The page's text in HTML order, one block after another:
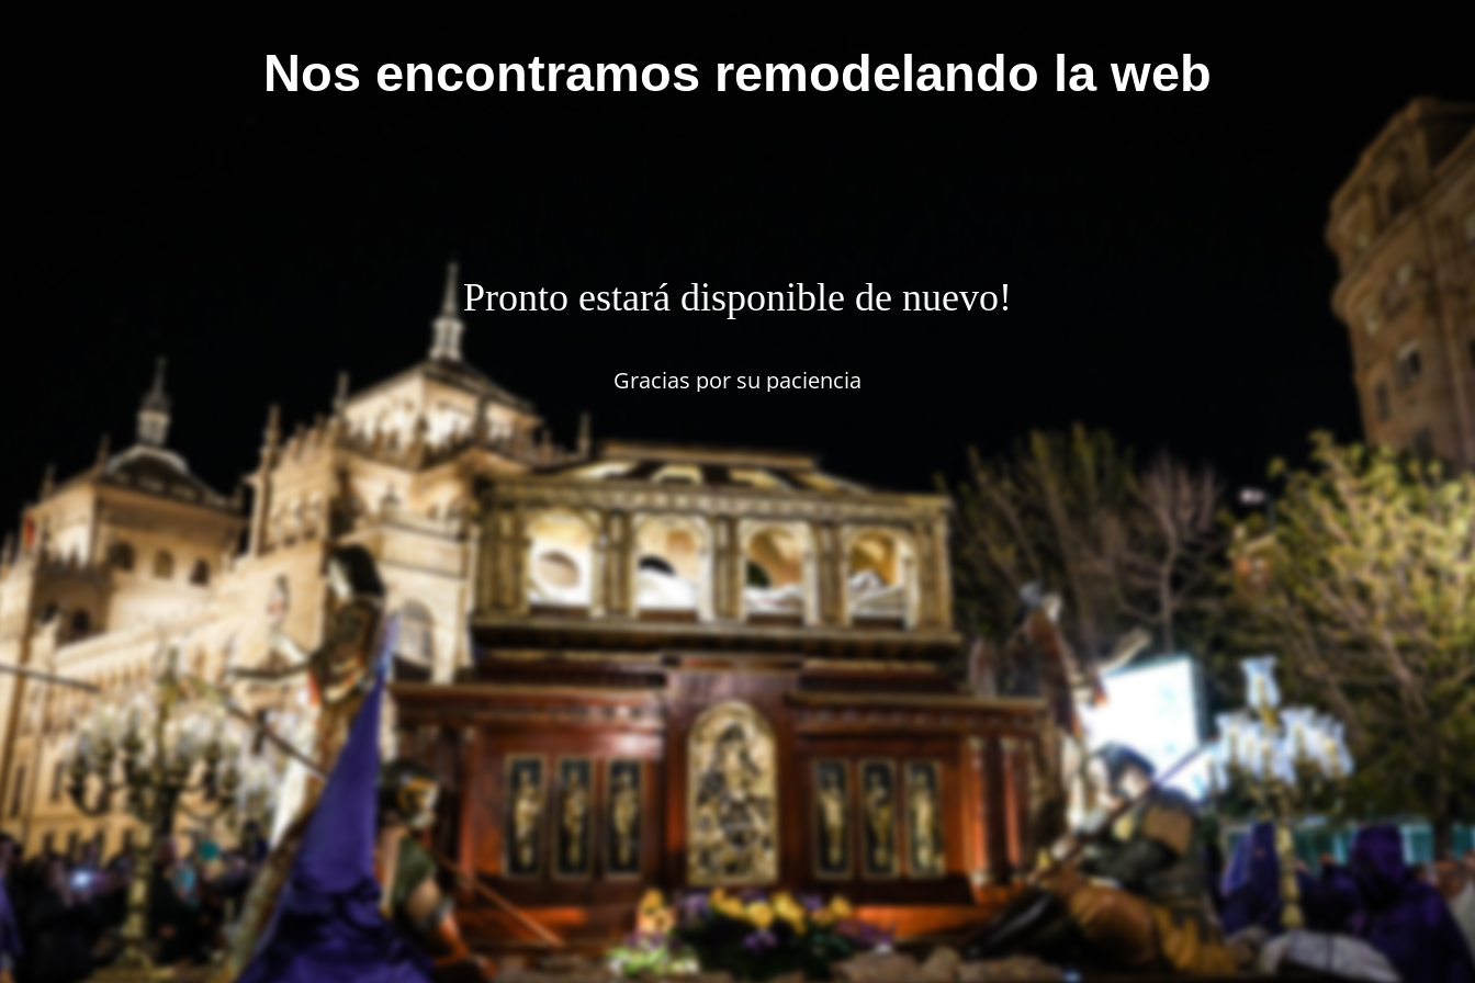
Nos encontramos remodelando la web
Pronto estará disponible de nuevo!
Gracias por su paciencia